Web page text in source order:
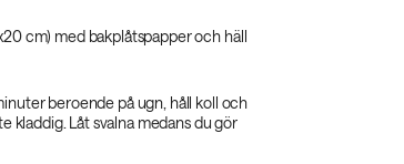
cm) med bakplåtspapper och häll
beroende på ugn, håll koll och
kladdig. Låt svalna medans du gör